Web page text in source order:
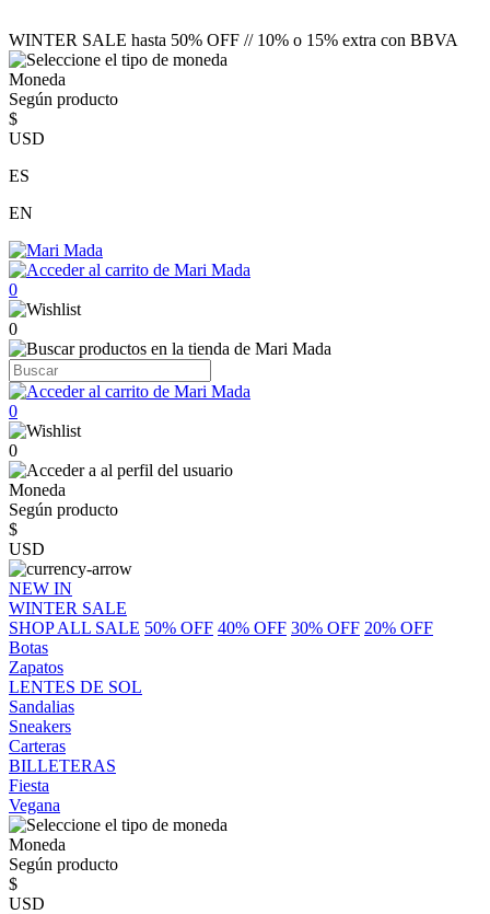
WINTER SALE hasta 50% OFF // 10% o 15% extra con BBVA
Moneda
Según producto
$
USD
ES
EN
0
0
0
0
Moneda
Según producto
$
USD
NEW IN
WINTER SALE
SHOP ALL SALE 50% OFF 40% OFF 30% OFF 20% OFF
Botas
Zapatos
LENTES DE SOL
Sandalias
Sneakers
Carteras
BILLETERAS
Fiesta
Vegana
Moneda
Según producto
$
USD